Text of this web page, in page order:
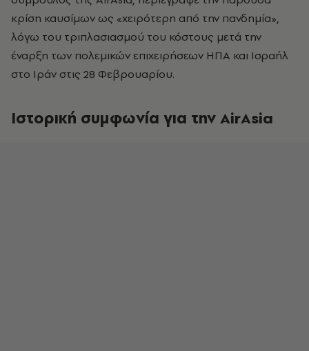
κρίση καυσίμων ως «χειρότερη από την πανδημία»,
λόγω του τριπλασιασμού του κόστους μετά την
έναρξη των πολεμικών επιχειρήσεων ΗΠΑ και Ισραήλ
στο Ιράν στις 28 Φεβρουαρίου.
Ιστορική συμφωνία για την AirAsia